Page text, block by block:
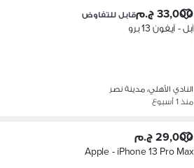
33,000 ج.م قابل للتفاوض
آبل - آيفون 13 برو
النادي الأهلي، مدينة نصر
منذ 1 أسبوع
29,000 ج.م
Apple - iPhone 13 Pro Max